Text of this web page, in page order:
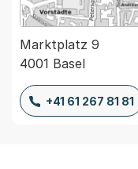
Marktplatz 9
4001 Basel
+41 61 267 81 81